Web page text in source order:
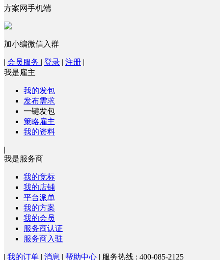
方案网手机端
加小编微信入群
| 会员服务 | 登录 | 注册 |
我是雇主
我的发包
发布需求
一键发包
策略雇主
我的资料
|
我是服务商
我的竞标
我的店铺
平台派单
我的方案
我的会员
服务商认证
服务商入驻
| 我的订单 | 消息 | 帮助中心 | 服务热线 : 400-085-2125